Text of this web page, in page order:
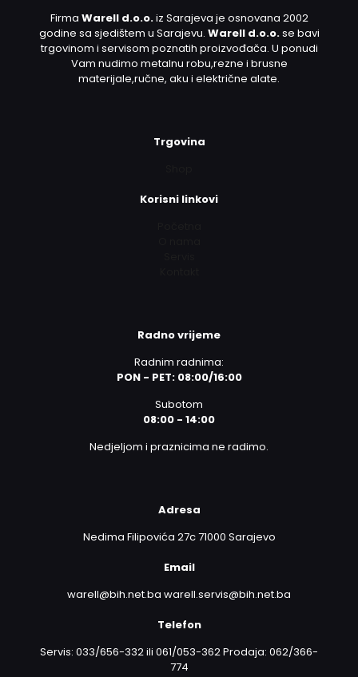
Firma Warell d.o.o.iz Sarajeva je osnovana 2002
godine sa sjedištem u Sarajevu. Warell d.o.o.se bavi
trgovinom i servisom poznatih proizvođača. U ponudi
Vam nudimo metalnu robu,rezne i brusne
materijale,ručne, aku i električne alate.
Trgovina
Korisni linkovi
Radno vrijeme
Radnim radnima:
PON - PET: 08:00/16:00
Subotom
08:00 - 14:00
Nedjeljom i praznicima ne radimo.
Adresa
Nedima Filipovića 27c 71000 Sarajevo
Email
warell@bih.net.ba warell.servis@bih.net.ba
Telefon
Servis: 033/656-332 ili 061/053-362 Prodaja: 062/366-
774